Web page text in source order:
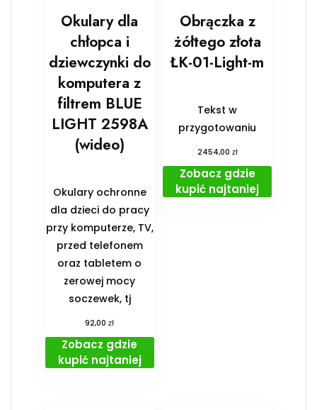
Okulary dla
chłopca i
dziewczynki do
komputera z
filtrem BLUE
LIGHT 2598A
(wideo)
Okulary ochronne
dla dzieci do pracy
przy komputerze, TV,
przed telefonem
oraz tabletem o
zerowej mocy
soczewek, tj
92,00zł
Zobacz gdzie
kupić najtaniej
Obrączka z
żółtego złota
ŁK-01-Light-m
Tekst w
przygotowaniu
2454,00 zł
Zobacz gdzie
kupić najtaniej